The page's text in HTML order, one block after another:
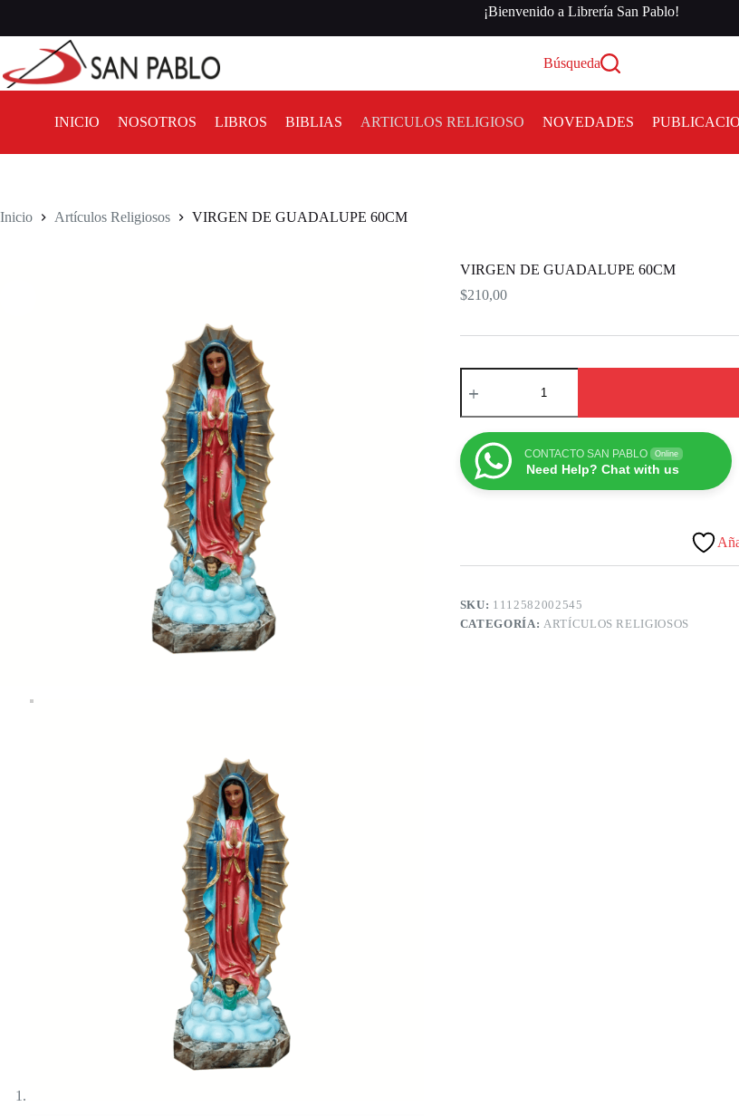
¡Bienvenido a Librería San Pablo!
Búsqueda
INICIO NOSOTROS LIBROS BIBLIAS ARTICULOS RELIGIOSO NOVEDADES
Inicio Artículos Religiosos VIRGEN DE GUADALUPE 60CM
VIRGEN DE GUADALUPE 60CM
$210,00
CONTACTO SAN PABLO Online
Need Help? Chat with us
SKU: 1112582002545
CATEGORÍA: ARTÍCULOS RELIGIOSOS